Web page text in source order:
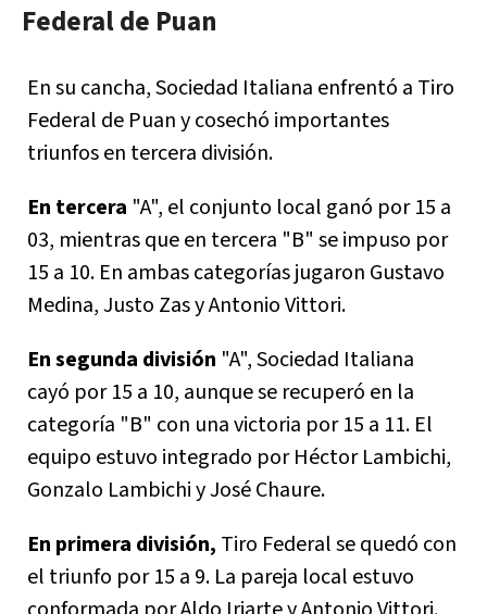
Federal de Puan
En su cancha, Sociedad Italiana enfrentó a Tiro
Federal de Puan y cosechó importantes
triunfos en tercera división.
En tercera "A", el conjunto local ganó por 15 a
03, mientras que en tercera "B" se impuso por
15 a 10. En ambas categorías jugaron Gustavo
Medina, Justo Zas y Antonio Vittori.
En segunda división "A", Sociedad Italiana
cayó por 15 a 10, aunque se recuperó en la
categoría "B" con una victoria por 15 a 11. El
equipo estuvo integrado por Héctor Lambichi,
Gonzalo Lambichi y José Chaure.
En primera división, Tiro Federal se quedó con
el triunfo por 15 a 9. La pareja local estuvo